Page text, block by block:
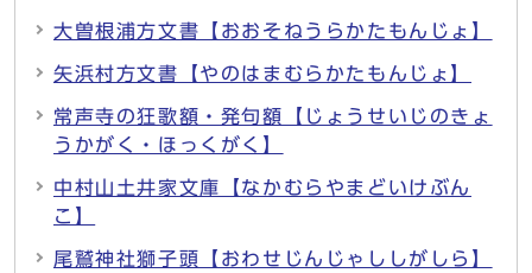
大曽根浦方文書【おおそねうらかたもんじょ】
矢浜村方文書【やのはまむらかたもんじょ】
常声寺の狂歌額・発句額【じょうせいじのきょ
うかがく・ほっくがく】
中村山土井家文庫【なかむらやまどいけぶん
こ】
尾鷲神社獅子頭【おわせじんじゃししがしら】